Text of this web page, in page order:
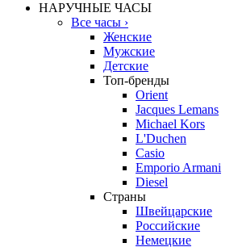
НАРУЧНЫЕ ЧАСЫ
Все часы ›
Женские
Мужские
Детские
Топ-бренды
Orient
Jacques Lemans
Michael Kors
L'Duchen
Casio
Emporio Armani
Diesel
Страны
Швейцарские
Российские
Немецкие